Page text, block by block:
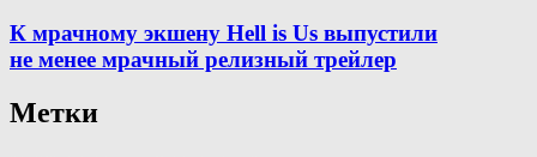
К мрачному экшену Hell is Us выпустили
не менее мрачный релизный трейлер
Метки